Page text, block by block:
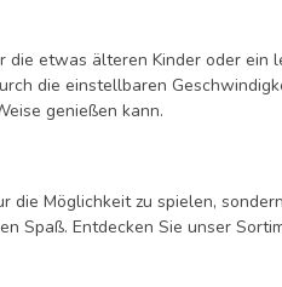
etwas älteren Kinder oder ein
die einstellbaren
genießen kann.
Möglichkeit zu spielen,
Spaß. Entdecken Sie unser